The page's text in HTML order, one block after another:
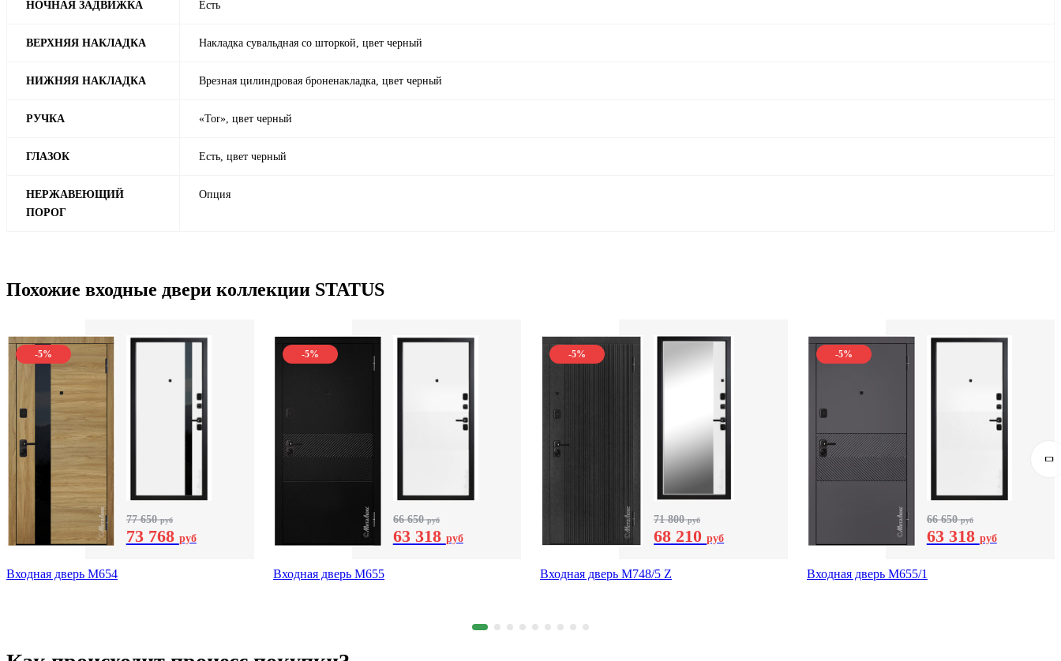
НОЧНАЯ ЗАДВИЖКА Есть
ВЕРХНЯЯ НАКЛАДКА Накладка сувальдная со шторкой, цвет черный
НИЖНЯЯ НАКЛАДКА Врезная цилиндровая броненакладка, цвет черный
РУЧКА «Tor», цвет черный
ГЛАЗОК Есть, цвет черный
НЕРЖАВЕЮЩИЙ
ПОРОГ
Опция
Похожие входные двери коллекции STATUS
-5%
77 650руб
73 768 руб
Входная дверь М654
-5%
66 650руб
63 318 руб
Входная дверь М655
-5%
71 800руб
68 210руб
Входная дверь М748/5 Z
-5%
66 650руб
63 318 руб
Входная дверь М655/1